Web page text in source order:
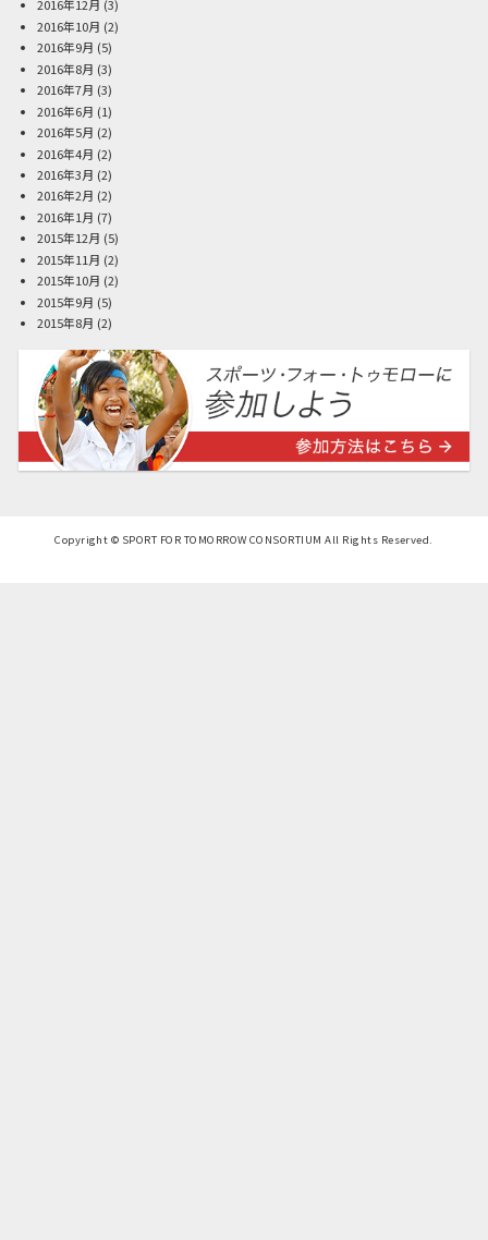
2016年12月 (3)
2016年10月 (2)
2016年9月 (5)
2016年8月 (3)
2016年7月 (3)
2016年6月 (1)
2016年5月 (2)
2016年4月 (2)
2016年3月 (2)
2016年2月 (2)
2016年1月 (7)
2015年12月 (5)
2015年11月 (2)
2015年10月 (2)
2015年9月 (5)
2015年8月 (2)
Copyright © SPORT FOR TOMORROW CONSORTIUM All Rights Reserved.